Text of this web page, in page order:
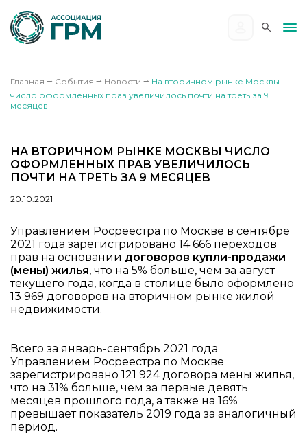
Главная ⭢ События ⭢ Новости ⭢ На вторичном рынке Москвы
число оформленных прав увеличилось почти на треть за 9
месяцев
НА ВТОРИЧНОМ РЫНКЕ МОСКВЫ ЧИСЛО
ОФОРМЛЕННЫХ ПРАВ УВЕЛИЧИЛОСЬ
ПОЧТИ НА ТРЕТЬ ЗА 9 МЕСЯЦЕВ
20.10.2021
Управлением Росреестра по Москве в сентябре
2021 года зарегистрировано 14 666 переходов
прав на основании договоров купли-продажи
(мены) жилья, что на 5% больше, чем за август
текущего года, когда в столице было оформлено
13 969 договоров на вторичном рынке жилой
недвижимости.
Всего за январь-сентябрь 2021 года
Управлением Росреестра по Москве
зарегистрировано 121 924 договора мены жилья,
что на 31% больше, чем за первые девять
месяцев прошлого года, а также на 16%
превышает показатель 2019 года за аналогичный
период.